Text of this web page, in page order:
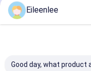
추천된 제품
Eileenlee
Good day, what product